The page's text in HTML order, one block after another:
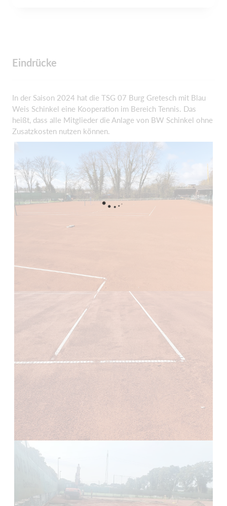
Eindrücke
In der Saison 2024 hat die TSG 07 Burg Gretesch mit Blau
Weis Schinkel eine Kooperation im Bereich Tennis. Das
heißt, dass alle Mitglieder die Anlage von BW Schinkel ohne
Zusatzkosten nutzen können.